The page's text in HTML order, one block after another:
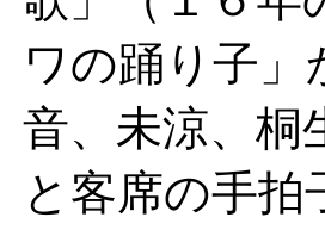
ワの踊り子」
音、未涼、桐
と客席の手